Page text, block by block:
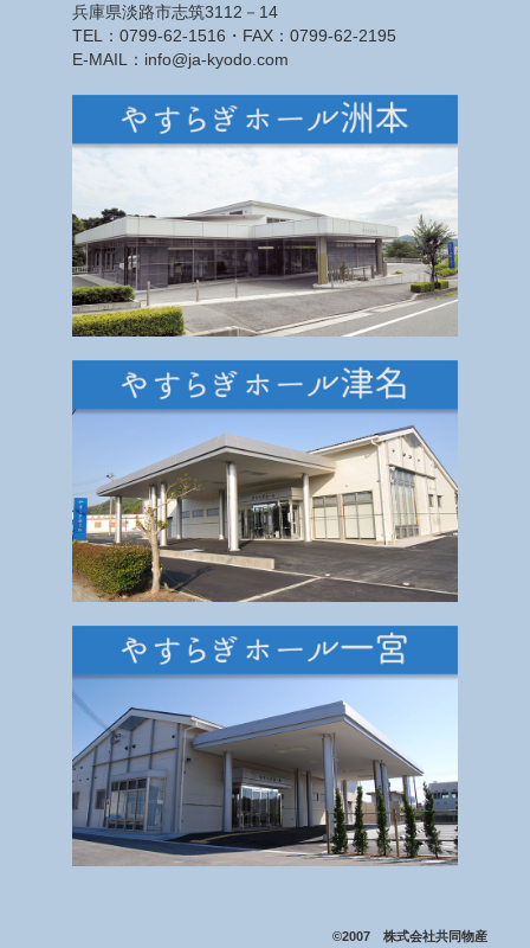
兵庫県淡路市志筑3112－14
TEL： 0799-62-1516 ・FAX：0799-62-2195
E-MAIL：info@ja-kyodo.com
©2007 株式会社共同物産